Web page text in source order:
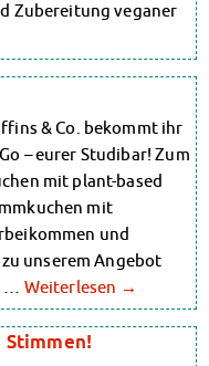
Zubereitung veganer
& Co. bekommt ihr
– eurer Studibar! Zum
mit plant-based
mit
und
unserem Angebot
… Weiterlesen →
Stimmen!